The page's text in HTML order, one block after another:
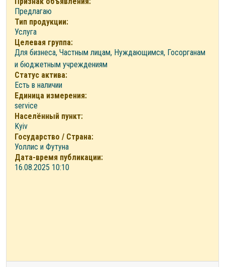
Предлагаю
Тип продукции:
Услуга
Целевая группа:
Для бизнеса, Частным лицам, Нуждающимся, Госорганам
и бюджетным учреждениям
Статус актива:
Есть в наличии
Единица измерения:
service
Населённый пункт:
Kyiv
Государство / Страна:
Уоллис и Футуна
Дата-время публикации:
16.08.2025 10:10